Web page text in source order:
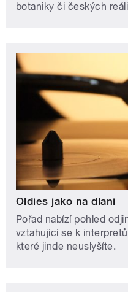
botaniky či českých
Oldies jako na dlani
Pořad nabízí pohled
vztahující se k
které jinde neuslyšíte.